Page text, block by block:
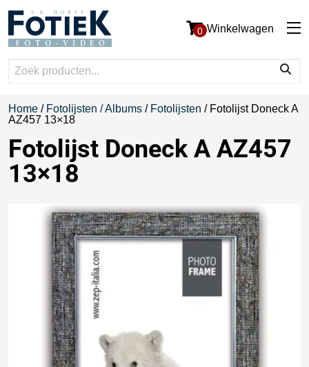
0 Winkelwagen
Home / Fotolijsten / Albums / Fotolijsten / Fotolijst Doneck A
AZ457 13×18
Fotolijst Doneck A AZ457
13×18